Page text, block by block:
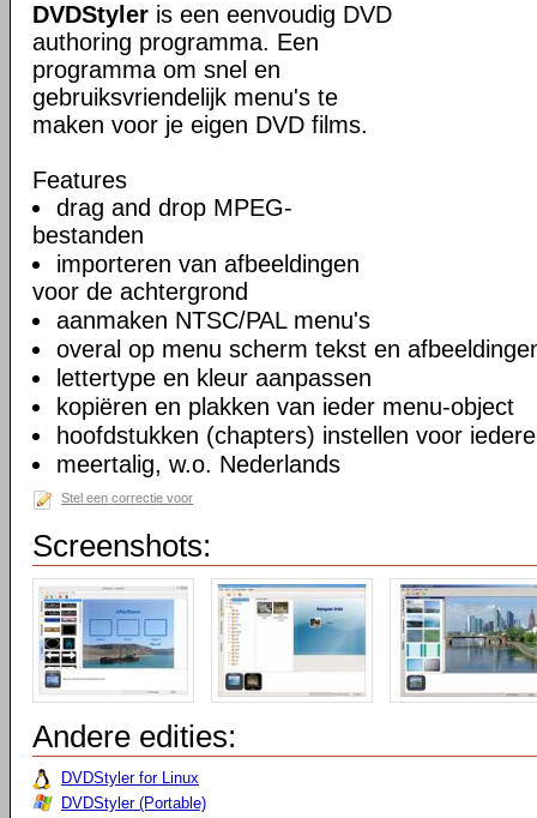
DVDStyler is een eenvoudig DVD
authoring programma. Een
programma om snel en
gebruiksvriendelijk menu's te
maken voor je eigen DVD films.
Features
drag and drop MPEG-
bestanden
importeren van afbeeldingen
voor de achtergrond
aanmaken NTSC/PAL menu's
overal op menu scherm tekst en
lettertype en kleur aanpassen
kopiëren en plakken van ieder menu-object
hoofdstukken (chapters) instellen voor
meertalig, w.o. Nederlands
Stel een correctie voor
Screenshots:
Andere edities:
DVDStyler for Linux
DVDStyler (Portable)